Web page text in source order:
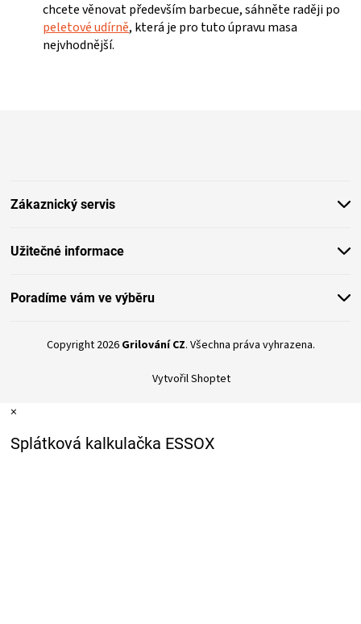
chcete věnovat především barbecue, sáhněte raději po
peletové udírně, která je pro tuto úpravu masa
nejvhodnější.
Zákaznický servis
Užitečné informace
Poradíme vám ve výběru
Vytvořil Shoptet
Copyright 2026 Grilování CZ. Všechna práva vyhrazena.
×
Splátková kalkulačka ESSOX